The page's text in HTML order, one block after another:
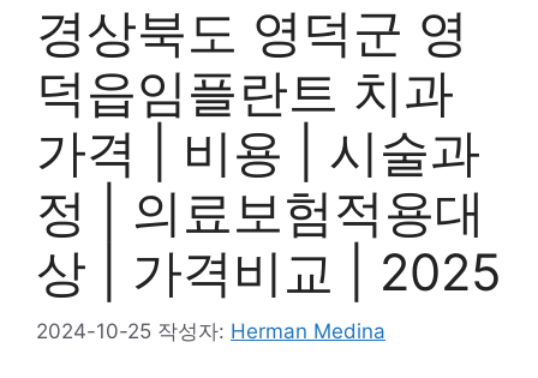
경상북도 영덕군 영
덕읍임플란트 치과
가격 | 비용 | 시술과
정 | 의료보험적용대
상 | 가격비교 | 2025
2024-10-25 작성자: Herman Medina